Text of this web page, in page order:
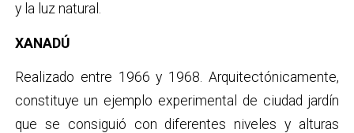
y la luz natural.
XANADÚ
Realizado entre 1966 y 1968. Arquitectónicamente,
constituye un ejemplo experimental de ciudad jardín
que se consiguió con diferentes niveles y alturas